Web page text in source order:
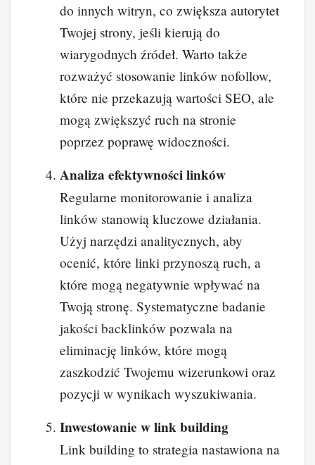
do innych witryn, co zwiększa autorytet
Twojej strony, jeśli kierują do
wiarygodnych źródeł. Warto także
rozważyć stosowanie linków nofollow,
które nie przekazują wartości SEO, ale
mogą zwiększyć ruch na stronie
poprzez poprawę widoczności.
Analiza efektywności linków
Regularne monitorowanie i analiza
linków stanowią kluczowe działania.
Użyj narzędzi analitycznych, aby
ocenić, które linki przynoszą ruch, a
które mogą negatywnie wpływać na
Twoją stronę. Systematyczne badanie
jakości backlinków pozwala na
eliminację linków, które mogą
zaszkodzić Twojemu wizerunkowi oraz
pozycji w wynikach wyszukiwania.
Inwestowanie w link building
Link building to strategia nastawiona na